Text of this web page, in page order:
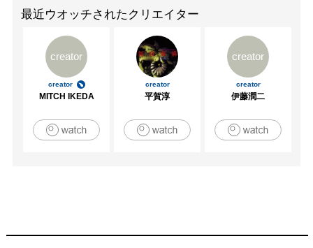
最近ウオッチされたクリエイター
creator
creator
MITCH IKEDA
creator
平賀淳
creator
creator
伊藤潤二